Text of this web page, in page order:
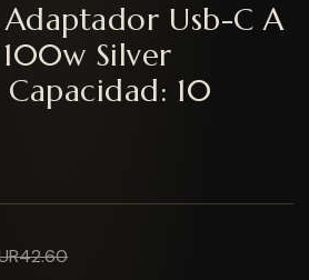
Usb-C A
Silver
Capacidad: 10